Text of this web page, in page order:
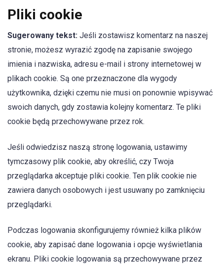
Pliki cookie
Sugerowany tekst: Jeśli zostawisz komentarz na naszej
stronie, możesz wyrazić zgodę na zapisanie swojego
imienia i nazwiska, adresu e-mail i strony internetowej w
plikach cookie. Są one przeznaczone dla wygody
użytkownika, dzięki czemu nie musi on ponownie wpisywać
swoich danych, gdy zostawia kolejny komentarz. Te pliki
cookie będą przechowywane przez rok.
Jeśli odwiedzisz naszą stronę logowania, ustawimy
tymczasowy plik cookie, aby określić, czy Twoja
przeglądarka akceptuje pliki cookie. Ten plik cookie nie
zawiera danych osobowych i jest usuwany po zamknięciu
przeglądarki.
Podczas logowania skonfigurujemy również kilka plików
cookie, aby zapisać dane logowania i opcje wyświetlania
ekranu. Pliki cookie logowania są przechowywane przez